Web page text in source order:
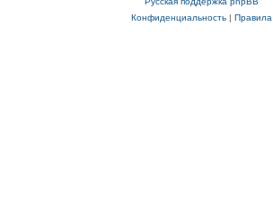
Конфиденциальность| Правила